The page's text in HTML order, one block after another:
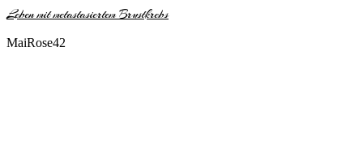
Leben mit metastasiertem Brustkrebs
MaiRose42